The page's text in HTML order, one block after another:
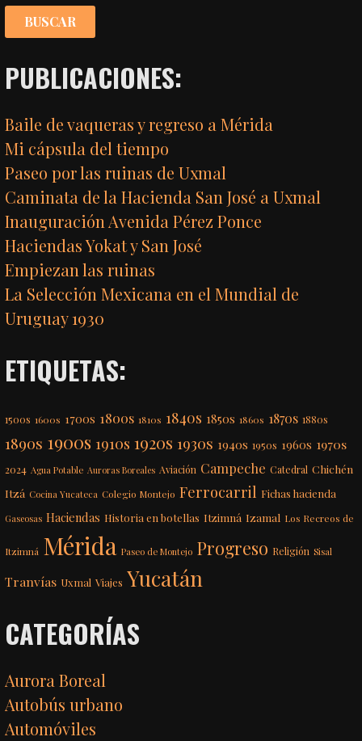
PUBLICACIONES:
Baile de vaqueras y regreso a Mérida
Mi cápsula del tiempo
Paseo por las ruinas de Uxmal
Caminata de la Hacienda San José a Uxmal
Inauguración Avenida Pérez Ponce
Haciendas Yokat y San José
Empiezan las ruinas
La Selección Mexicana en el Mundial de
Uruguay 1930
ETIQUETAS:
1500s 1600s 1700s 1800s 1810s 1840s 1850s 1860s 1870s 1880s
1890s 1900s 1910s 1920s 1930s 1940s 1950s 1960s 1970s
2024 Agua Potable Auroras Boreales Aviación Campeche Catedral Chichén
Itzá Cocina Yucateca Colegio Montejo Ferrocarril Fichas hacienda
Gaseosas Haciendas Historia en botellas Itzimná Izamal Los Recreos de
Itzimná Mérida Paseo de Montejo Progreso Religión Sisal
Tranvías Uxmal Viajes Yucatán
CATEGORÍAS
Aurora Boreal
Autobús urbano
Automóviles